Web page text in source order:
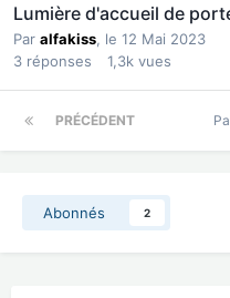
Lumière d'accueil de
Par alfakiss, le 12 Mai 2023
3 réponses 1,3k vues
PRÉCÉDENT
Abonnés 2